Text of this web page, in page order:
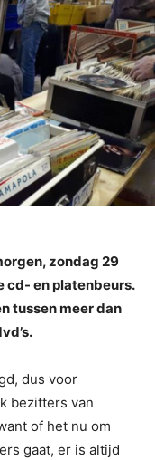
zondag 29
cd- en platenbeurs.
tussen meer dan
dus voor
bezitters van
of het nu om
gaat, er is altijd